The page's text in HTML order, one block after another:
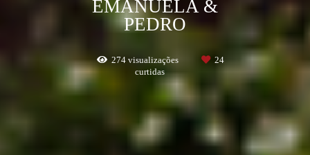
EMANUELA &
PEDRO
274visualizações
24
curtidas